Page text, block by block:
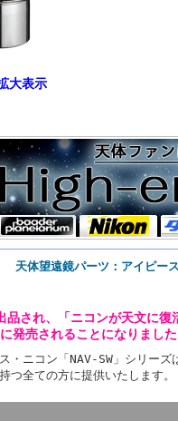
大表示
天体望遠鏡パーツ：アイピース
品され、「ニコンが天文に
に発売されることになりました
・ニコン「NAV-SW」シリー
つ全ての方に提供いたします。